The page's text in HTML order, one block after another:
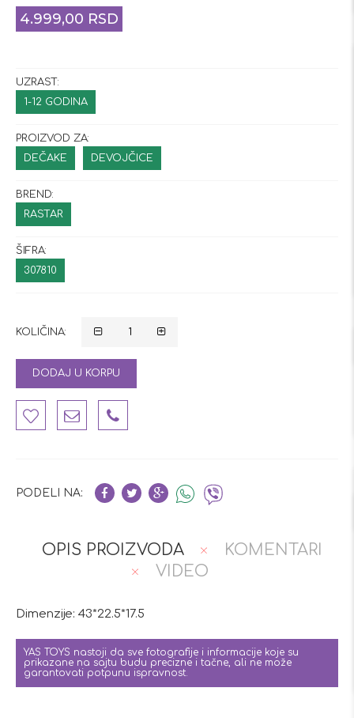
4.999,00 RSD
UZRAST:
1-12 GODINA
PROIZVOD ZA:
DEČAKE
DEVOJČICE
BREND:
RASTAR
ŠIFRA:
307810
KOLIČINA:
DODAJ U KORPU
PODELI NA:
OPIS PROIZVODA
KOMENTARI
VIDEO
Dimenzije: 43*22.5*17.5
YAS TOYS nastoji da sve fotografije i informacije koje su
prikazane na sajtu budu precizne i tačne, ali ne može
garantovati potpunu ispravnost.